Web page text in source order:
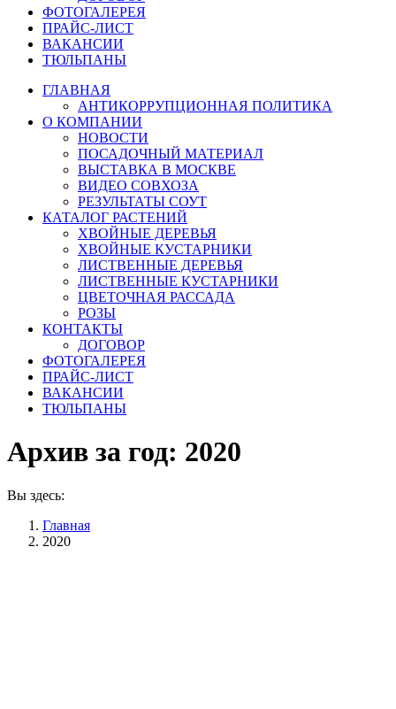
ФОТОГАЛЕРЕЯ
ПРАЙС-ЛИСТ
ВАКАНСИИ
ТЮЛЬПАНЫ
ГЛАВНАЯ
АНТИКОРРУПЦИОННАЯ ПОЛИТИКА
О КОМПАНИИ
НОВОСТИ
ПОСАДОЧНЫЙ МАТЕРИАЛ
ВЫСТАВКА В МОСКВЕ
ВИДЕО СОВХОЗА
РЕЗУЛЬТАТЫ СОУТ
КАТАЛОГ РАСТЕНИЙ
ХВОЙНЫЕ ДЕРЕВЬЯ
ХВОЙНЫЕ КУСТАРНИКИ
ЛИСТВЕННЫЕ ДЕРЕВЬЯ
ЛИСТВЕННЫЕ КУСТАРНИКИ
ЦВЕТОЧНАЯ РАССАДА
РОЗЫ
КОНТАКТЫ
ДОГОВОР
ФОТОГАЛЕРЕЯ
ПРАЙС-ЛИСТ
ВАКАНСИИ
ТЮЛЬПАНЫ
Архив за год: 2020
Вы здесь:
Главная
2020